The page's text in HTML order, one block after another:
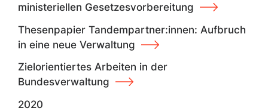
ministeriellen Gesetzesvorbereitung
Thesenpapier Tandempartner:innen: Aufbruch
in eine neue Verwaltung
Zielorientiertes Arbeiten in der
Bundesverwaltung
2020